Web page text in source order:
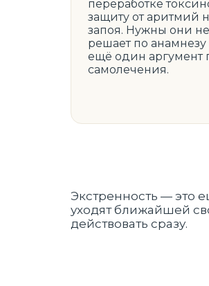
переработке
защиту от аритмий
запоя. Нужны они
решает по анамнезу
ещё один аргумент
самолечения.
Экстренность — это
уходят ближайшей
действовать сразу.